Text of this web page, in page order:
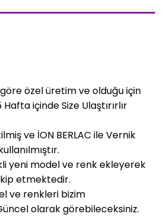
özel üretim ve olduğu için
içinde Size Ulaştırırlır
ve İON BERLAC ile Vernik
yeni model ve renk ekleyerek
etmektedir.
ve renkleri bizim
olarak görebileceksiniz.